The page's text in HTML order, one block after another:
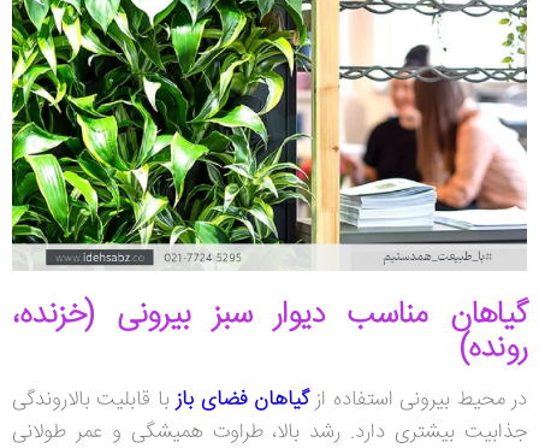
گیاهان مناسب دیوار سبز بیرونی (خزنده،
رونده)
در محیط بیرونی استفاده ازگیاهان فضای بازبا قابلیت بالاروندگی
جذابیت بیشتری دارد. رشد بالا، طراوت همیشگی و عمر طولانی